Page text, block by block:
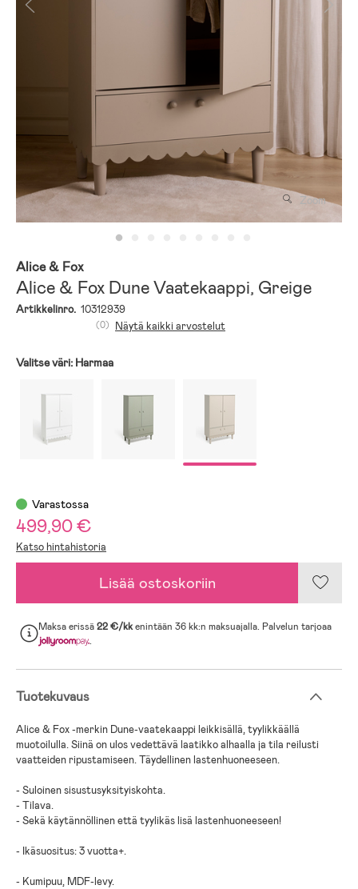
Zoom
Alice & Fox
Alice & Fox Dune Vaatekaappi, Greige
Artikkelinro. 10312939
(0) Näytä kaikki arvostelut
Valitse väri: Harmaa
Varastossa
499,90 €
Katso hintahistoria
Lisää ostoskoriin
Maksa erissä22 €/kkenintään 36 kk:n maksuajalla. Palvelun tarjoaa
.
Tuotekuvaus
Alice & Fox -merkin Dune-vaatekaappi leikkisällä, tyylikkäällä
muotoilulla. Siinä on ulos vedettävä laatikko alhaalla ja tila reilusti
vaatteiden ripustamiseen. Täydellinen lastenhuoneeseen.
- Suloinen sisustusyksityiskohta.
- Tilava.
- Sekä käytännöllinen että tyylikäs lisä lastenhuoneeseen!
- Ikäsuositus: 3 vuotta+.
- Kumipuu, MDF-levy.